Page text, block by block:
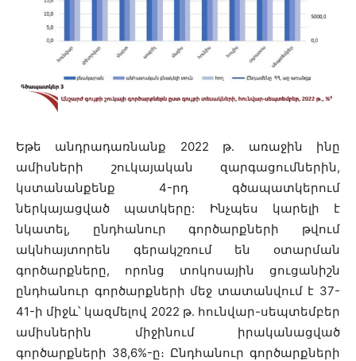
Եթե անդրադառնանք 2022 թ․ առաջին ինը
ամիսների շուկայական զարգացումներին,
կստանանքենք 4-րդ գծապատկերում
ներկայացված պատկերը: Ինչպես կարելի է
նկատել, ընդհանուր գործարքների թվում
ակնհայտորեն գերակշռում են օտարման
գործարքները, որոնց տոկոսային ցուցանիշն
ընդհանուր գործարքների մեջ տատանվում է 37-
41-ի միջև՝ կազմելով 2022 թ․ հունվար-սեպտեմբեր
ամիսներին միջինում իրականացված
գործարքների 38,6%-ը։ Ընդհանուր գործարքների